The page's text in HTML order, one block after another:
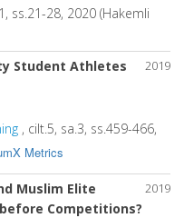
ss.21-28, 2020 (Hakemli
2019
Student Athletes
, cilt.5, sa.3, ss.459-466,
Metrics
2019
Muslim Elite
Competitions?